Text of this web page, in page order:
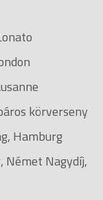
körverseny
Hamburg
Német Nagydíj,